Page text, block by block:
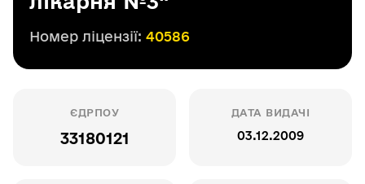
Номер ліцензії: 40586
ЄДРПОУ
33180121
ДАТА ВИДАЧІ
03.12.2009